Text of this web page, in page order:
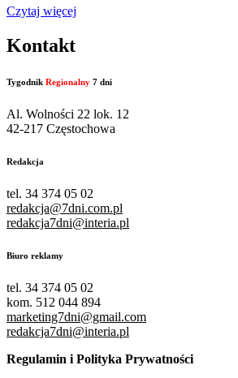
Czytaj więcej
Kontakt
Tygodnik Regionalny 7 dni
Al. Wolności 22 lok. 12
42-217 Częstochowa
Redakcja
tel. 34 374 05 02
redakcja@7dni.com.pl
redakcja7dni@interia.pl
Biuro reklamy
tel. 34 374 05 02
kom. 512 044 894
marketing7dni@gmail.com
redakcja7dni@interia.pl
Regulamin i Polityka Prywatności